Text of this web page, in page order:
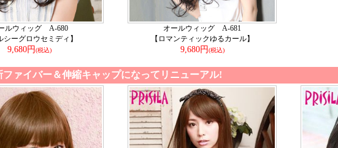
ルウィッグ A-680
シーグロウセミディ】
9,680円(税込)
オールウィッグ A-681
【ロマンティックゆるカール】
9,680円(税込)
ァイバー＆伸縮キャップになってリニューアル!